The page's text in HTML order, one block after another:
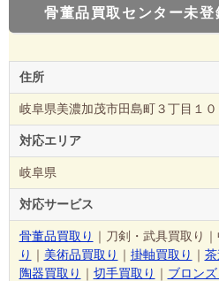
骨董品買取センター未登
住所
岐阜県美濃加茂市田島町３丁目１０
対応エリア
岐阜県
対応サービス
骨董品買取り ｜刀剣・武具買取り
り ｜ 美術品買取り ｜ 掛軸買取り ｜
陶器買取り ｜ 切手買取り ｜ ブロン